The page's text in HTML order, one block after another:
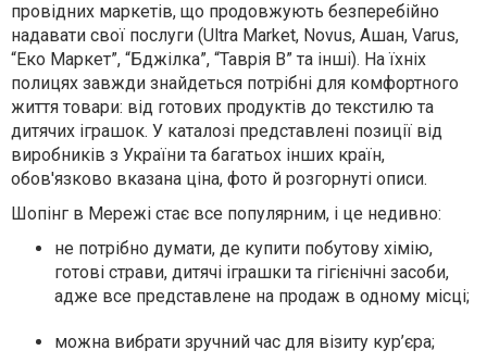
провідних маркетів, що продовжують безперебійно
надавати свої послуги (Ultra Market, Novus, Ашан, Varus,
“Еко Маркет”, “Бджілка”, “Таврія В” та інші). На їхніх
полицях завжди знайдеться потрібні для комфортного
життя товари: від готових продуктів до текстилю та
дитячих іграшок. У каталозі представлені позиції від
виробників з України та багатьох інших країн,
обов'язково вказана ціна, фото й розгорнуті описи.
Шопінг в Мережі стає все популярним, і це недивно:
не потрібно думати, де купити побутову хімію,
готові страви, дитячі іграшки та гігієнічні засоби,
адже все представлене на продаж в одному місці;
можна вибрати зручний час для візиту кур’єра;